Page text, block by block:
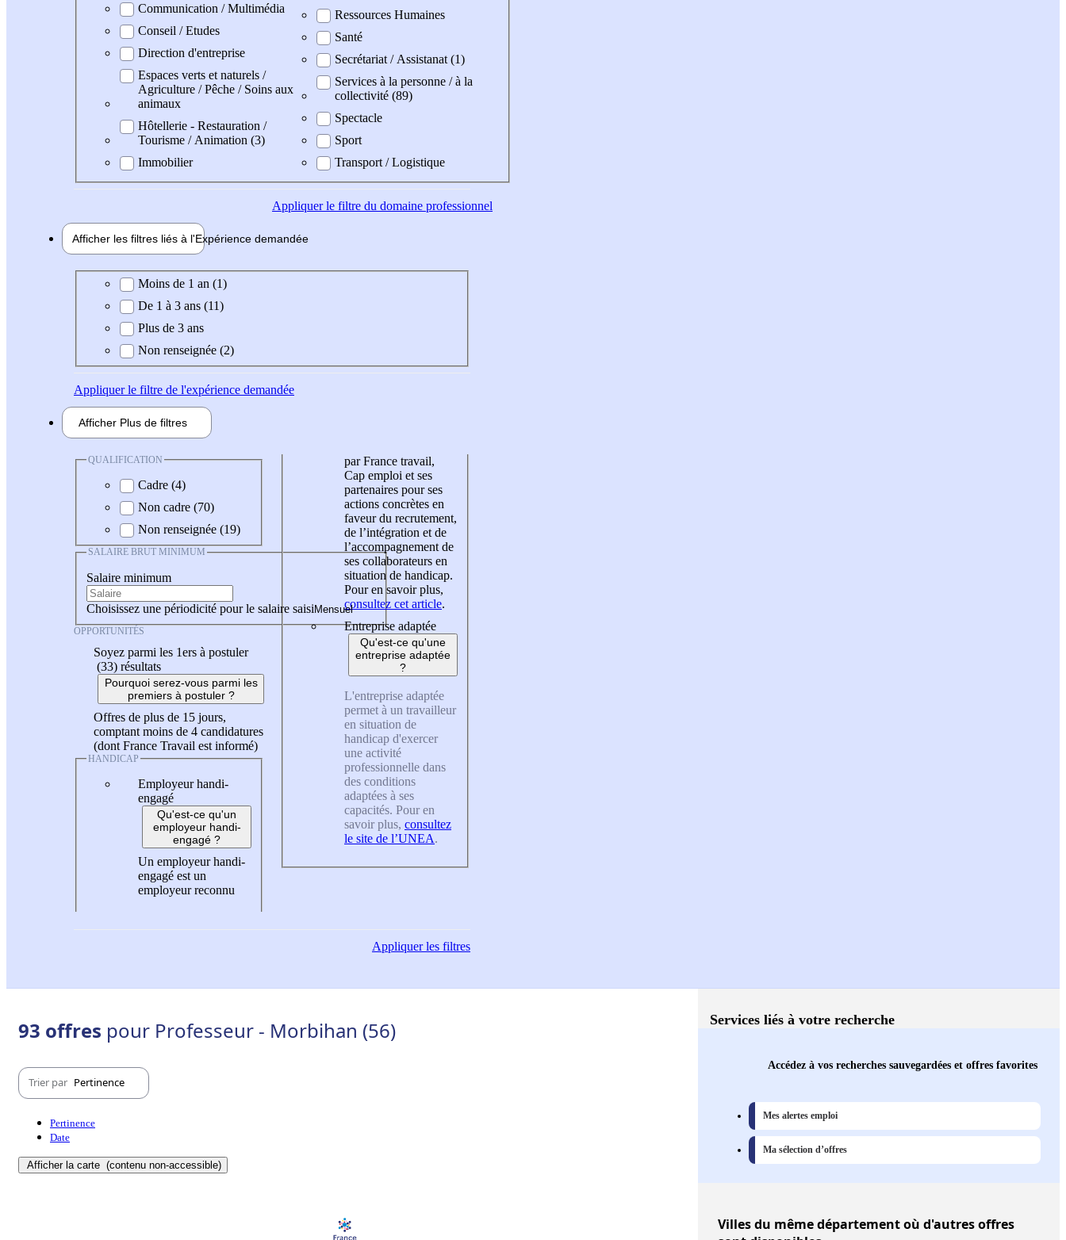
Communication / Multimédia
Conseil / Etudes
Direction d'entreprise
Espaces verts et naturels /
Agriculture / Pêche / Soins aux
animaux
Hôtellerie - Restauration /
Tourisme / Animation (3)
Immobilier
Ressources Humaines
Santé
Secrétariat / Assistanat (1)
Services à la personne / à la
collectivité (89)
Spectacle
Sport
Transport / Logistique
Appliquerle filtre du domaine professionnel
Afficher les filtres liés à l'Expérience demandée
Expérience demandée
Moins de 1 an (1)
De 1 à 3 ans (11)
Plus de 3 ans
Non renseignée (2)
Appliquerle filtre de l'expérience demandée
Afficher Plus de filtres
QUALIFICATION
Cadre (4)
Non cadre (70)
Non renseignée (19)
SALAIRE BRUT MINIMUM
Salaire minimum
Choisissez une périodicité pour le salaire saisi
OPPORTUNITÉS
Soyez parmi les 1ers à postuler
(33) résultats
Pourquoi serez-vous parmi les
premiers à postuler ?
Offres de plus de 15 jours,
comptant moins de 4 candidatures
(dont France Travail est informé)
HANDICAP
Employeur handi-
engagé
Qu'est-ce qu'un
employeur handi-
engagé ?
Un employeur handi-
engagé est un
employeur reconnu
par France travail,
Cap emploi et ses
partenaires pour ses
actions concrètes en
faveur du recrutement,
de l’intégration et de
l’accompagnement de
ses collaborateurs en
situation de handicap.
Pour en savoir plus,
consultez cet article.
Entreprise adaptée
Qu'est-ce qu'une
entreprise adaptée
?
L'entreprise adaptée
permet à un travailleur
en situation de
handicap d'exercer
une activité
professionnelle dans
des conditions
adaptées à ses
capacités. Pour en
savoir plus, consultez
le site de l’UNEA.
Appliquerles filtres
93 offres pour Professeur - Morbihan (56)
Trier par Pertinence
Pertinence
Date
Afficher la carte (contenu non-accessible)
Services liés à votre recherche
Accédez à vos recherches sauvegardées et offres favorites
Mes alertes emploi
Ma sélection d’offres
Villesdu même département où d'autres offres